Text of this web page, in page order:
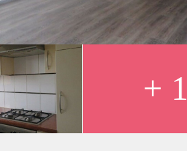
+ 1